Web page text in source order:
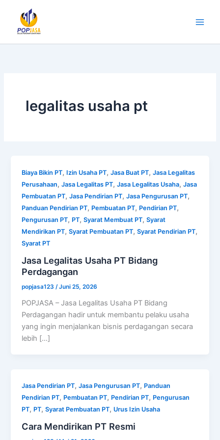
konten
legalitas usaha pt
Biaya Bikin PT, Izin Usaha PT,Jasa Buat PT,Jasa Legalitas
Perusahaan,Jasa Legalitas PT,Jasa Legalitas Usaha,Jasa
Pembuatan PT,Jasa Pendirian PT,Jasa Pengurusan PT,
Panduan Pendirian PT, Pembuatan PT, Pendirian PT,
Pengurusan PT, PT,Syarat Membuat PT,Syarat
Mendirikan PT,Syarat Pembuatan PT,Syarat Pendirian PT,
Syarat PT
Jasa Legalitas Usaha PT Bidang
Perdagangan
popjasa123 /Juni 25, 2026
POPJASA – Jasa Legalitas Usaha PT Bidang
Perdagangan hadir untuk membantu pelaku usaha
yang ingin menjalankan bisnis perdagangan secara
lebih […]
Jasa Pendirian PT,Jasa Pengurusan PT, Panduan
Pendirian PT, Pembuatan PT, Pendirian PT, Pengurusan
PT, PT,Syarat Pembuatan PT, Urus Izin Usaha
Cara Mendirikan PT Resmi